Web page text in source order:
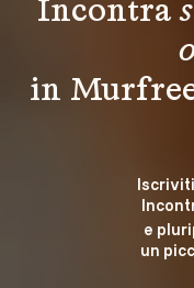
Incontra
in
e
un